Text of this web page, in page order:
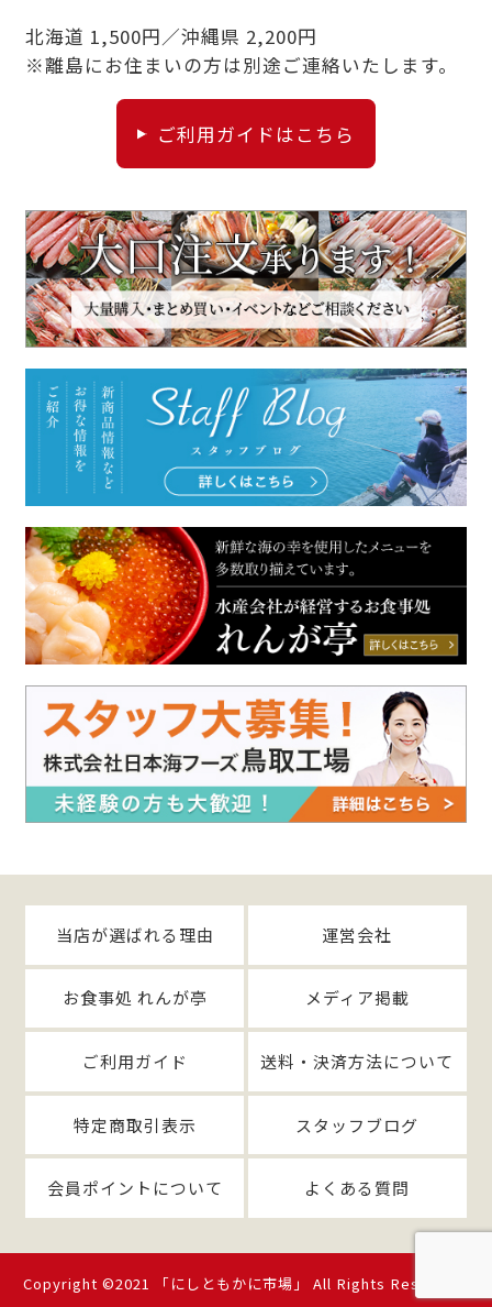
北海道 1,500円／沖縄県 2,200円
※離島にお住まいの方は別途ご連絡いたします。
ご利用ガイドはこちら
当店が選ばれる理由 運営会社
お食事処 れんが亭 メディア掲載
ご利用ガイド 送料・決済方法について
特定商取引表示 スタッフブログ
会員ポイントについて よくある質問
Copyright ©2021 「にしともかに市場」 All Rights Reserved.